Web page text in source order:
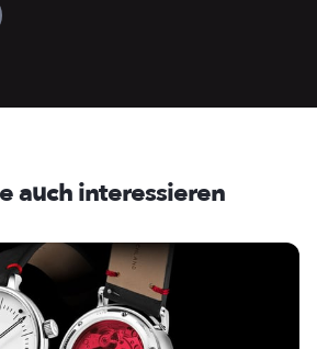
auch interessieren